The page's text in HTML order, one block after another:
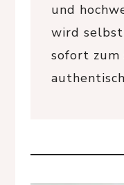
und
wird selbst
sofort